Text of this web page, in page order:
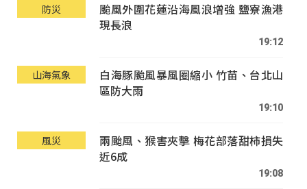
防災
颱風外圍花蓮沿海風浪增強 鹽寮漁港
現長浪
19:12
山海氣象
白海豚颱風暴風圈縮小 竹苗、台北山
區防大雨
19:10
風災
兩颱風、猴害夾擊 梅花部落甜柿損失
近6成
19:08